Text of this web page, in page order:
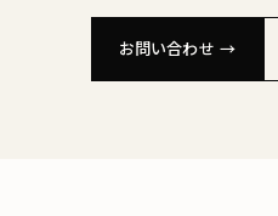
お問い合わせ →